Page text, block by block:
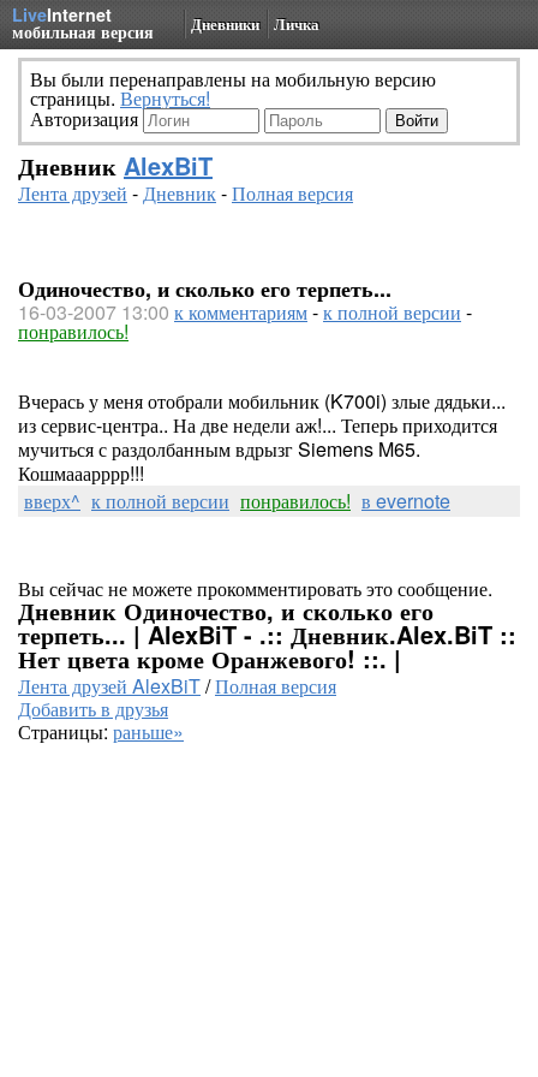
LiveInternet
мобильная версия Дневники Личка
Вы были перенаправлены на мобильную версию
страницы. Вернуться!
Авторизация
Дневник AlexBiT
Лента друзей -Дневник-Полная версия
Одиночество, и сколько его терпеть...
16-03-2007 13:00 к комментариям-к полной версии -
понравилось!
Вчерась у меня отобрали мобильник (K700i) злые дядьки...
из сервис-центра.. На две недели аж!... Теперь приходится
мучиться с раздолбанным вдрызг Siemens M65.
Кошмааарррр!!!
вверх^ к полной версии понравилось! в evernote
Вы сейчас не можете прокомментировать это сообщение.
Дневник Одиночество, и сколько его
терпеть... | AlexBiT - .:: Дневник.Alex.BiT ::
Нет цвета кроме Оранжевого! ::. |
Лента друзей AlexBiT/Полная версия
Добавить в друзья
Страницы: раньше»